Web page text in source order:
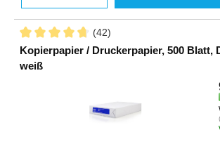
(42)
Kopierpapier / Druckerpapier, 500 Blatt,
weiß